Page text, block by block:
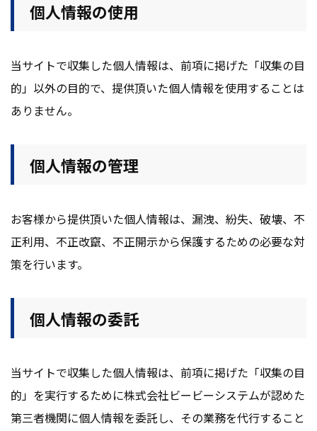
個人情報の使用
当サイトで収集した個人情報は、前項に掲げた「収集の目
的」以外の目的で、提供頂いた個人情報を使用することは
ありません。
個人情報の管理
お客様から提供頂いた個人情報は、漏洩、紛失、破壊、不
正利用、不正改竄、不正開示から保護するための必要な対
策を行います。
個人情報の委託
当サイトで収集した個人情報は、前項に掲げた「収集の目
的」を実行するために株式会社ビービーシステムが認めた
第三者機関に個人情報を委託し、その業務を代行すること